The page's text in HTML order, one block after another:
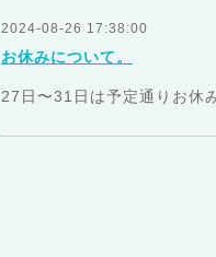
2024-08-26 17:38:00
お休みについて。
27日〜31日は予定通りお休